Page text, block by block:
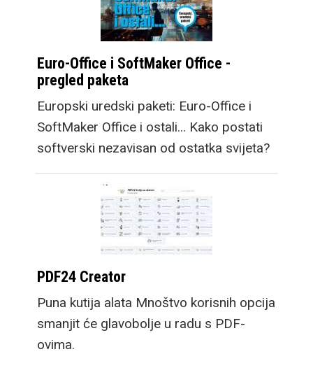
Euro-Office i SoftMaker Office -
pregled paketa
Europski uredski paketi: Euro-Office i
SoftMaker Office i ostali... Kako postati
softverski nezavisan od ostatka svijeta?
PDF24 Creator
Puna kutija alata Mnoštvo korisnih opcija
smanjit će glavobolje u radu s PDF-
ovima.